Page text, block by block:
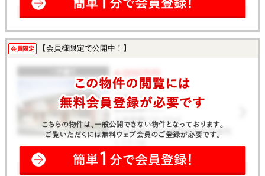
会員限定 【会員様限定で公開中！】